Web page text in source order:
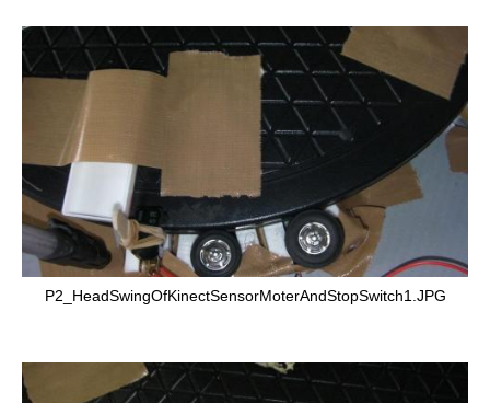
P2_HeadSwingOfKinectSensorMoterAndStopSwitch1.JPG